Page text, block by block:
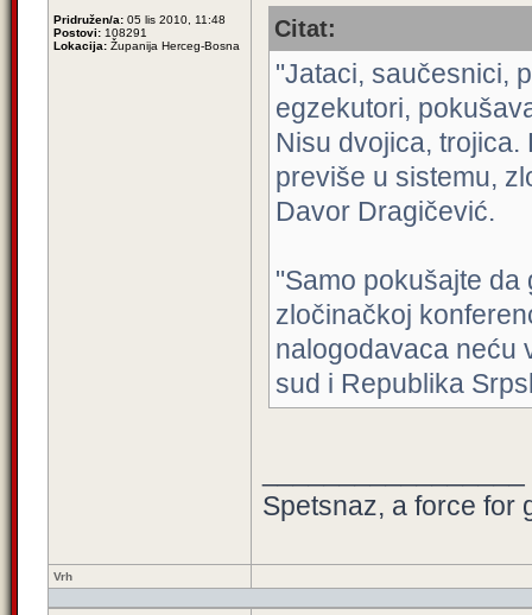
Pridružen/a: 05 lis 2010, 11:48
Postovi: 108291
Lokacija: Županija Herceg-Bosna
Citat:
"Jataci, saučesnici,
egzekutori,
Nisu dvojica,
previše u sistemu,
Davor Dragičević.
"Samo pokušajte da
zločinačkoj
nalogodavaca neću
sud i Republika
Spetsnaz, a force for
Vrh